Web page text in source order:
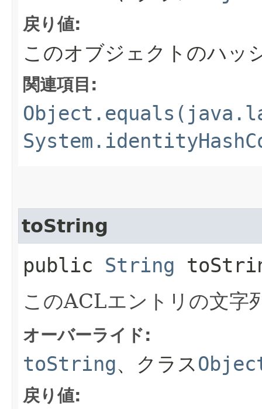
戻り値:
このオブジェクトのハッ
関連項目:
toString
public String
このACLエントリの文字
オーバーライド:
toString、クラス
戻り値: